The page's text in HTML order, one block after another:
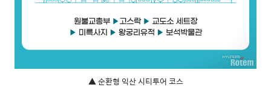
▲ 순환형 익산 시티투어 코스